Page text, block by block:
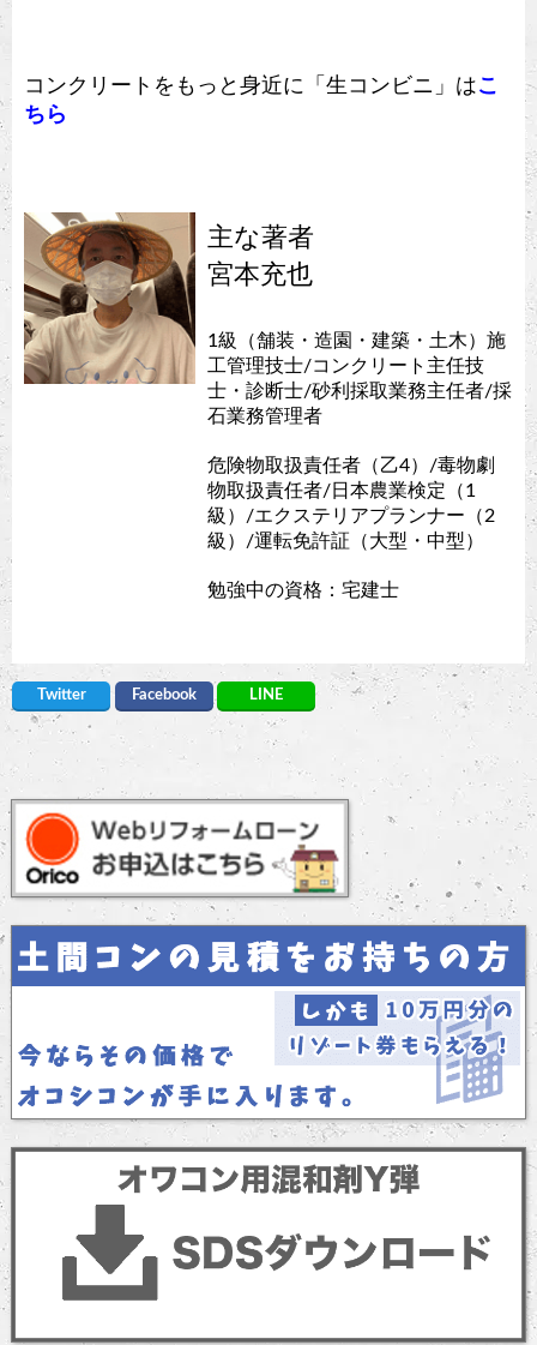
コンクリートをもっと身近に「生コンビニ」はこ
ちら
主な著者
宮本充也
1級（舗装・造園・建築・土木）施
工管理技士/コンクリート主任技
士・診断士/砂利採取業務主任者/採
石業務管理者
危険物取扱責任者（乙4）/毒物劇
物取扱責任者/日本農業検定（1
級）/エクステリアプランナー（2
級）/運転免許証（大型・中型）
勉強中の資格：宅建士
Twitter Facebook LINE